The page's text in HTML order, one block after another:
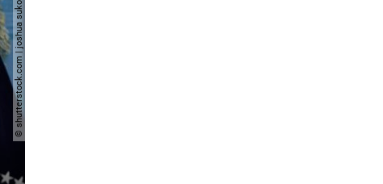
© shutterstock.com | joshua sukoff